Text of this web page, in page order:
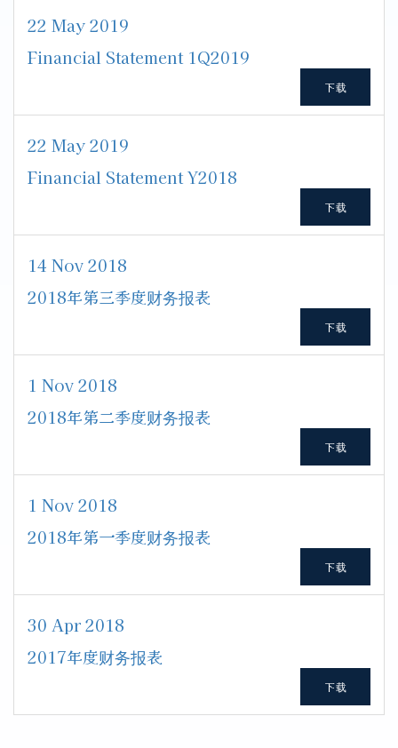
22 May 2019
Financial Statement 1Q2019
下载
22 May 2019
Financial Statement Y2018
下载
14 Nov 2018
2018年第三季度财务报表
下载
1 Nov 2018
2018年第二季度财务报表
下载
1 Nov 2018
2018年第一季度财务报表
下载
30 Apr 2018
2017年度财务报表
下载